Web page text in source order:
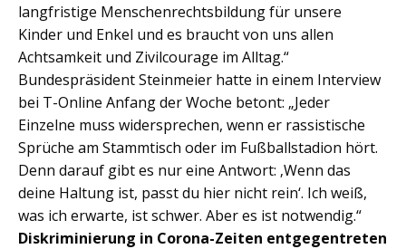
langfristige Menschenrechtsbildung für unsere
Kinder und Enkel und es braucht von uns allen
Achtsamkeit und Zivilcourage im Alltag.“
Bundespräsident Steinmeier hatte in einem Interview
bei T-Online Anfang der Woche betont: „Jeder
Einzelne muss widersprechen, wenn er rassistische
Sprüche am Stammtisch oder im Fußballstadion hört.
Denn darauf gibt es nur eine Antwort: ‚Wenn das
deine Haltung ist, passt du hier nicht rein‘. Ich weiß,
was ich erwarte, ist schwer. Aber es ist notwendig.“
Diskriminierung in Corona-Zeiten entgegentreten